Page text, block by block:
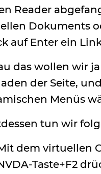
Reader
Dokuments
auf Enter ein
das wollen wir
der Seite,
Menüs
tun wir
dem virtuellen
Taste+F2